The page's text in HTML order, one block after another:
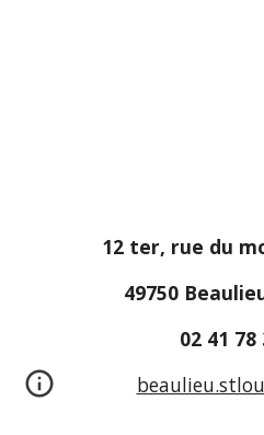
12 ter, rue du
49750
02 41 78